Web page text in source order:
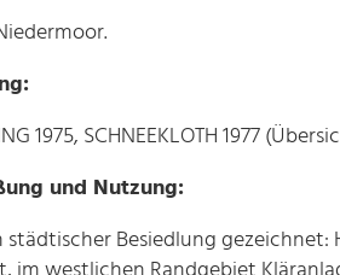
1975, SCHNEEKLOTH 1977
und Nutzung:
städtischer Besiedlung